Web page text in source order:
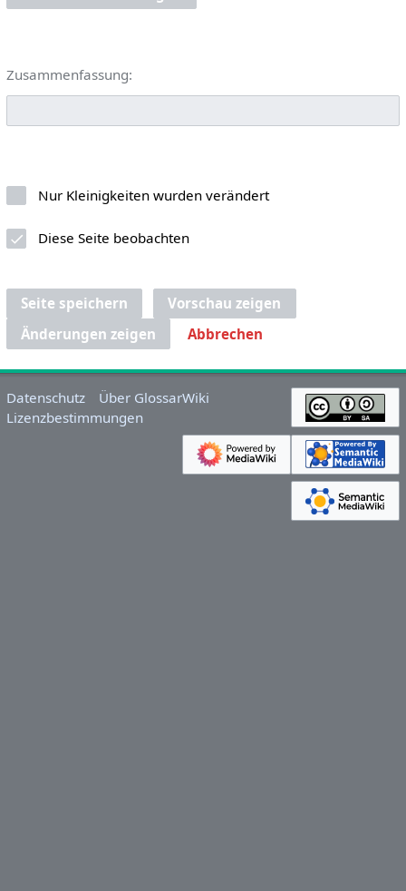
Zusammenfassung:
Nur Kleinigkeiten wurden verändert
Diese Seite beobachten
Seite speichern
Vorschau zeigen
Änderungen zeigen
Abbrechen
Datenschutz
Über GlossarWiki
Lizenzbestimmungen